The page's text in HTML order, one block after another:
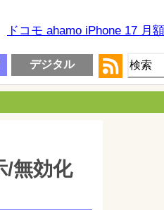
ドコモ ahamo iPhone 17 月
デジタル
/無効化